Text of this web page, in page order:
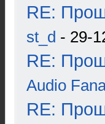
RE:
st_d - 29-
RE:
Audio
RE: